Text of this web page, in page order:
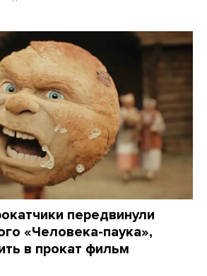
передвинули
«Человека-паука»,
в прокат фильм